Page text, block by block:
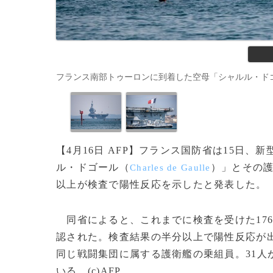
フランス南部トゥーロンに到着した空母「シャルル・ド
【4月16日 AFP】フランス国防省は15日、
ル・ドゴール（Charles de Gaulle ）」とその
以上が検査で陽性反応を示したと発表した。
同省によると、これまでに検査を受けた
認された。検査結果の半分以上で陽性反応
同じ戦闘集団に属する護衛艦の乗組員。31
いる。(c)AFP